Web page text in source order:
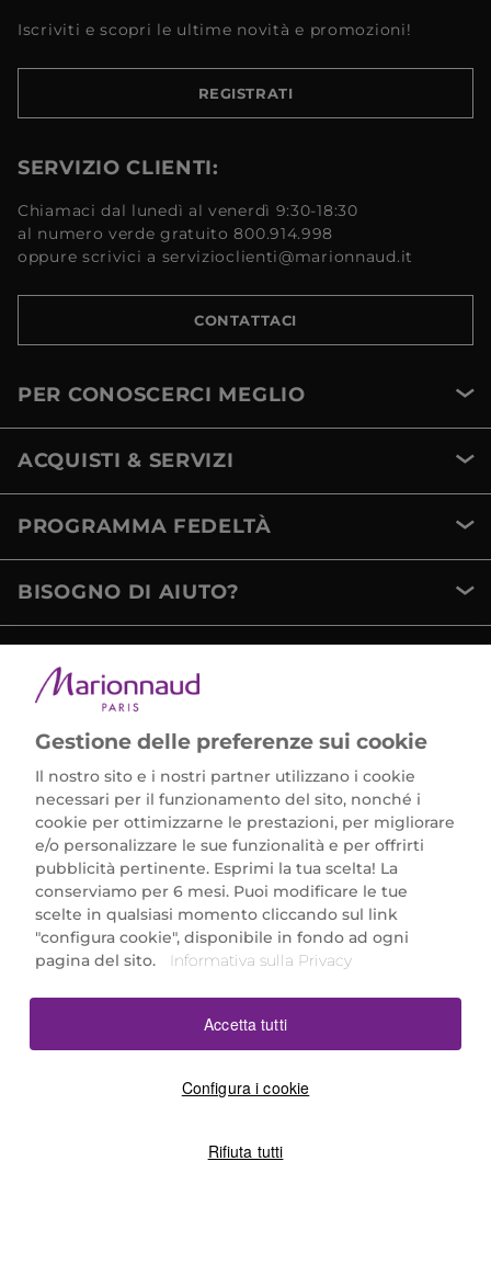
Iscriviti e scopri le ultime novità e promozioni!
REGISTRATI
SERVIZIO CLIENTI:
Chiamaci dal lunedì al venerdì 9:30-18:30
al numero verde gratuito 800.914.998
oppure scrivici a servizioclienti@marionnaud.it
CONTATTACI
PER CONOSCERCI MEGLIO
ACQUISTI & SERVIZI
PROGRAMMA FEDELTÀ
BISOGNO DI AIUTO?
Marionnaud Parfumeries Italia S.r.l.
Largo Fiera Milano 5, 20017 Rho (MI)
REA Milano 1650024 con P.IVA 13425220152.
SCARICA LA NOSTRA APP
Gestione delle preferenze sui cookie
Il nostro sito e i nostri partner utilizzano i cookie
necessari per il funzionamento del sito, nonché i
cookie per ottimizzarne le prestazioni, per migliorare
e/o personalizzare le sue funzionalità e per offrirti
pubblicità pertinente. Esprimi la tua scelta! La
conserviamo per 6 mesi. Puoi modificare le tue
scelte in qualsiasi momento cliccando sul link
"configura cookie", disponibile in fondo ad ogni
pagina del sito.
Informativa sulla Privacy
Configura i cookie
Rifiuta tutti
Accetta tutti